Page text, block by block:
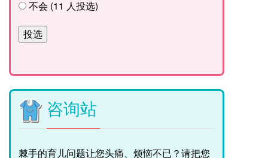
不会 (11 人投选)
咨询站
棘手的育儿问题让您头痛、烦恼不已？请把您